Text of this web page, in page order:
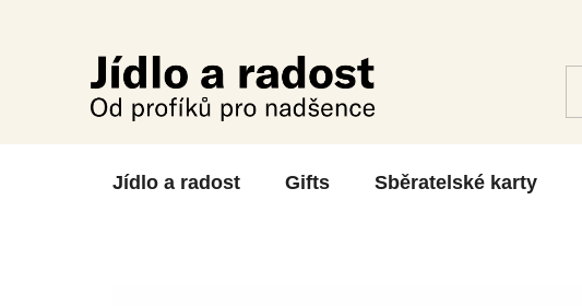
Jídlo a radost Gifts Sběratelské karty